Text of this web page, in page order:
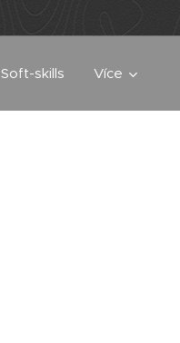
Soft-skills Více